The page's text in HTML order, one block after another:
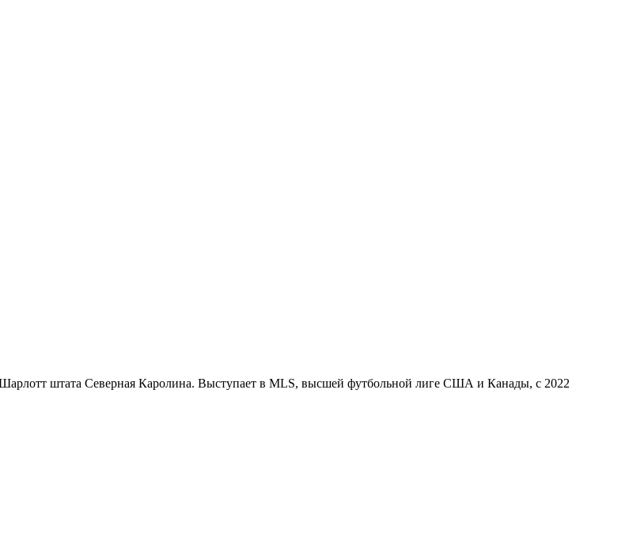
штата Северная Каролина. Выступает в MLS, высшей футбольной лиге США и Канады, с 2022